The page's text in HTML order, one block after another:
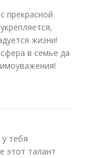
прекрасной
жизни!
в семье да
тебя
этот талант